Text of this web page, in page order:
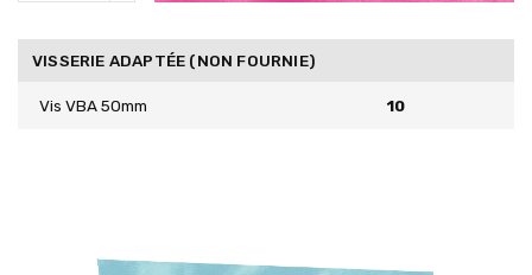
VISSERIE ADAPTÉE (NON FOURNIE)
Vis VBA 50mm 10